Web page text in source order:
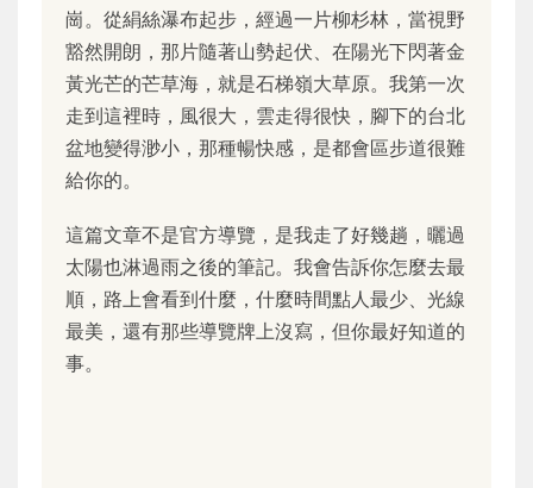
崗。從絹絲瀑布起步，經過一片柳杉林，當視野
豁然開朗，那片隨著山勢起伏、在陽光下閃著金
黃光芒的芒草海，就是石梯嶺大草原。我第一次
走到這裡時，風很大，雲走得很快，腳下的台北
盆地變得渺小，那種暢快感，是都會區步道很難
給你的。
這篇文章不是官方導覽，是我走了好幾趟，曬過
太陽也淋過雨之後的筆記。我會告訴你怎麼去最
順，路上會看到什麼，什麼時間點人最少、光線
最美，還有那些導覽牌上沒寫，但你最好知道的
事。